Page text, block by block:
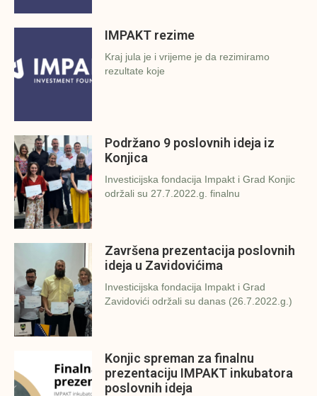
IMPAKT rezime
Kraj jula je i vrijeme je da rezimiramo
rezultate koje
Podržano 9 poslovnih ideja iz
Konjica
Investicijska fondacija Impakt i Grad Konjic
održali su 27.7.2022.g. finalnu
Završena prezentacija poslovnih
ideja u Zavidovićima
Investicijska fondacija Impakt i Grad
Zavidovići održali su danas (26.7.2022.g.)
Konjic spreman za finalnu
prezentaciju IMPAKT inkubatora
poslovnih ideja